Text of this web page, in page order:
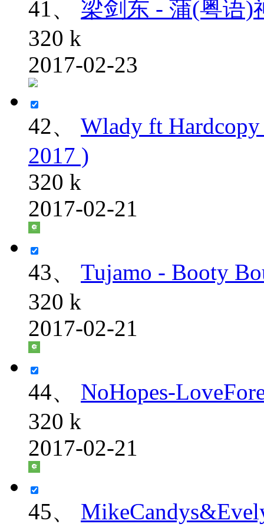
41、
梁剑东 - 蒲(粤语)
320 k
2017-02-23
42、
Wlady ft
2017 )
320 k
2017-02-21
43、
Tujamo - Booty
320 k
2017-02-21
44、
NoHopes-
320 k
2017-02-21
45、